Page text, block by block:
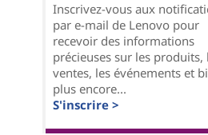
Inscrivez-vous aux
par e-mail de Lenovo pour
recevoir des informations
précieuses sur les produits,
ventes, les événements et
plus encore...
S'inscrire >